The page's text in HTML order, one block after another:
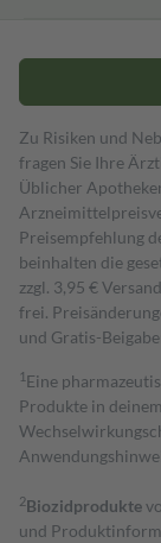
Zu Risiken und
fragen Sie Ihre
Üblicher
Preisempfehlung
beinhalten die
zzgl. 3,95 €
frei.
und Gratis-
1 Eine
Produkte in
2Biozidprodukte
und